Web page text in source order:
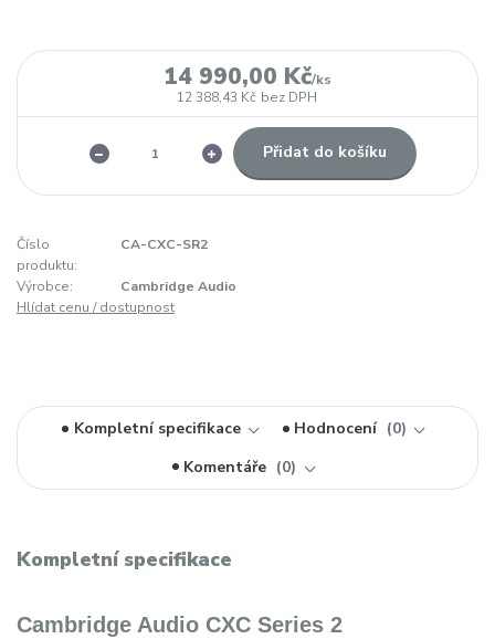
14 990,00 Kč/ks
12 388,43 Kč bez DPH
Přidat do košíku
Číslo
produktu:
CA-CXC-SR2
Výrobce:
Cambridge Audio
Hlídat cenu / dostupnost
Kompletní specifikace Hodnocení
0
Komentáře
0
Kompletní specifikace
Cambridge Audio CXC Series 2